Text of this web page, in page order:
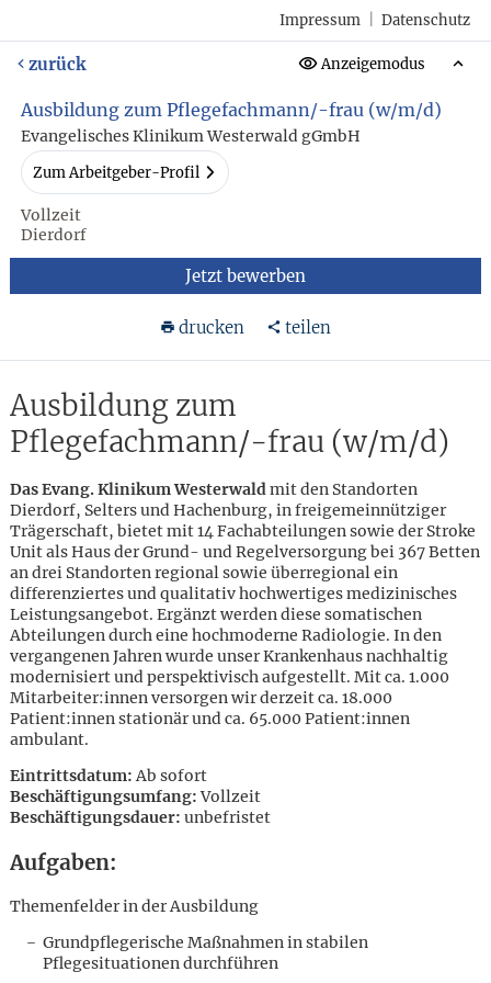
Impressum Datenschutz
zurück Anzeigemodus
Ausbildung zum Pflegefachmann/-frau (w/m/d)
Evangelisches Klinikum Westerwald gGmbH
Zum Arbeitgeber-Profil
Vollzeit
Dierdorf
Jetzt bewerben
drucken teilen
Ausbildung zum
Pflegefachmann/-frau (w/m/d)
Das Evang. Klinikum Westerwaldmit den Standorten
Dierdorf, Selters und Hachenburg, in freigemeinnütziger
Trägerschaft, bietet mit 14 Fachabteilungen sowie der Stroke
Unit als Haus der Grund- und Regelversorgung bei 367 Betten
an drei Standorten regional sowie überregional ein
differenziertes und qualitativ hochwertiges medizinisches
Leistungsangebot. Ergänzt werden diese somatischen
Abteilungen durch eine hochmoderne Radiologie. In den
vergangenen Jahren wurde unser Krankenhaus nachhaltig
modernisiert und perspektivisch aufgestellt. Mit ca. 1.000
Mitarbeiter:innen versorgen wir derzeit ca. 18.000
Patient:innen stationär und ca. 65.000 Patient:innen
ambulant.
Eintrittsdatum:Ab sofort
Beschäftigungsumfang:Vollzeit
Beschäftigungsdauer: unbefristet
Aufgaben:
Themenfelder in der Ausbildung
Grundpflegerische Maßnahmen in stabilen
Pflegesituationen durchführen
Karte anzeigen